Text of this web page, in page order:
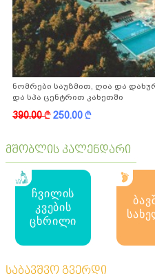
ნომრები საუზმით, ღია და
და სპა ცენტრით კახეთში
390.00k250.00k
მშობლის კალენდარი
ჩვილის
კვების
ცხრილი
საბავშვო გვერდი